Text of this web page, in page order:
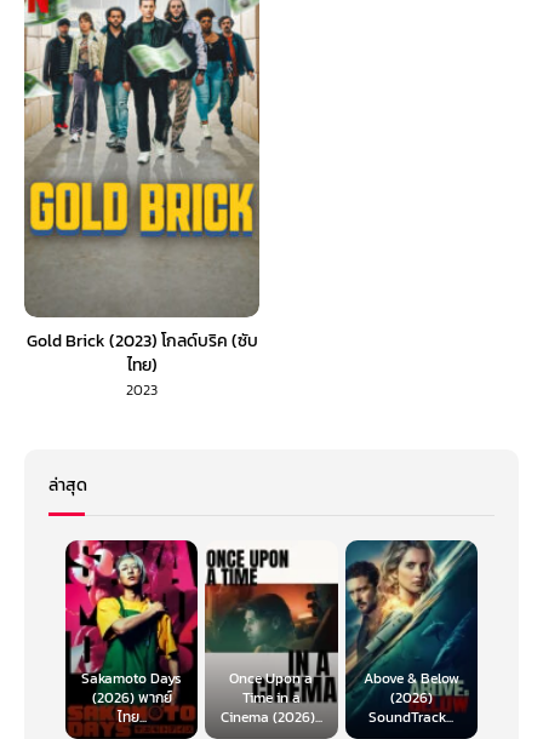
Gold Brick (2023) โกลด์บริค (ซับ
ไทย)
2023
ล่าสุด
Sakamoto Days
(2026) พากย์
ไทย...
Once Upon a
Time in a
Cinema (2026)...
Above & Below
(2026)
SoundTrack...